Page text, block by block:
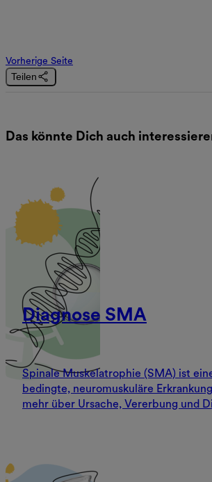
Vorherige Seite
Teilen
Das könnte Dich auch
Diagnose SMA
Spinale Muskelatrophie (SMA) ist
bedingte, neuromuskuläre
mehr über Ursache, Vererbung und